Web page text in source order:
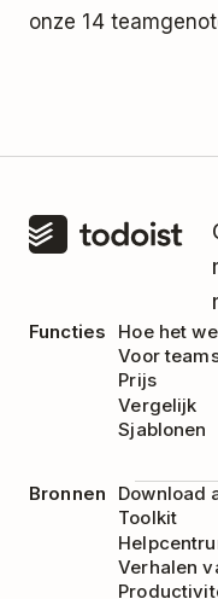
onze 14
Functies
Hoe het
Voor
Prijs
Vergelijk
Sjablonen
Bronnen
Download
Toolkit
Verhalen